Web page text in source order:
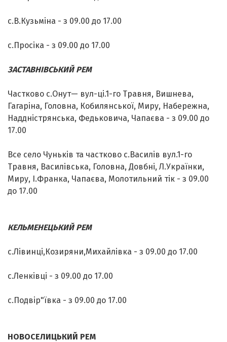
с.В.Кузьміна - з 09.00 до 17.00
с.Просіка - з 09.00 до 17.00
ЗАСТАВНІВСЬКИЙ РЕМ
Частково с.Онут— вул-ці.1-го Травня, Вишнева,
Гагаріна, Головна, Кобилянської, Миру, Набережна,
Наддністрянська, Федьковича, Чапаєва - з 09.00 до
17.00
Все село Чуньків та частково с.Василів вул.1-го
Травня, Василівська, Головна, Довбні, Л.Українки,
Миру, І.Франка, Чапаєва, Молотильний тік - з 09.00
до 17.00
КЕЛЬМЕНЕЦЬКИЙ РЕМ
с.Лівинці,Козиряни,Михайлівка - з 09.00 до 17.00
с.Ленківці - з 09.00 до 17.00
с.Подвір"ївка - з 09.00 до 17.00
НОВОСЕЛИЦЬКИЙ РЕМ